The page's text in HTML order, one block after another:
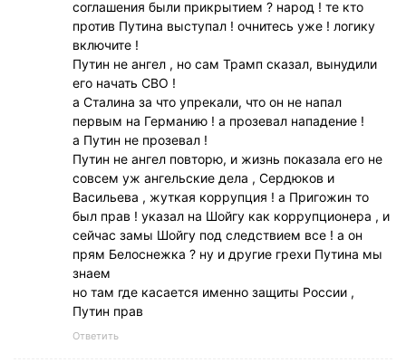
соглашения были прикрытием ? народ ! те кто
против Путина выступал ! очнитесь уже ! логику
включите !
Путин не ангел , но сам Трамп сказал, вынудили
его начать СВО !
а Сталина за что упрекали, что он не напал
первым на Германию ! а прозевал нападение !
а Путин не прозевал !
Путин не ангел повторю, и жизнь показала его не
совсем уж ангельские дела , Сердюков и
Васильева , жуткая коррупция ! а Пригожин то
был прав ! указал на Шойгу как коррупционера , и
сейчас замы Шойгу под следствием все ! а он
прям Белоснежка ? ну и другие грехи Путина мы
знаем
но там где касается именно защиты России ,
Путин прав
Ответить